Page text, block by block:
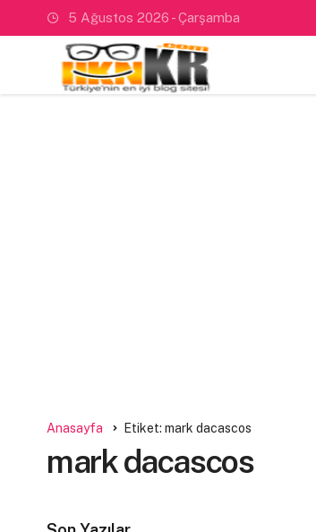
5 Ağustos 2026 - Çarşamba
Anasayfa Etiket: mark dacascos
mark dacascos